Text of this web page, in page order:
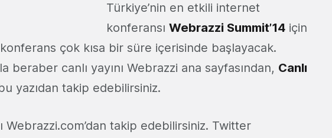
Türkiye’nin en etkili internet
konferansı Webrazzi Summit’14 için
çok kısa bir süre içerisinde başlayacak.
beraber canlı yayını Webrazzi ana sayfasından, Canlı
yazıdan takip edebilirsiniz.
Webrazzi.com’dan takip edebilirsiniz. Twitter